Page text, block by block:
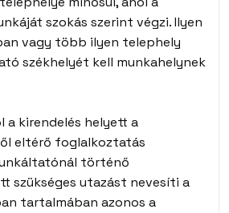
szokás szerint végzi. Ilyen
vagy több ilyen telephely
székhelyét kell munkahelynek
a kirendelés helyett a
eltérő foglalkoztatás
történő
szükséges utazást nevesíti a
tartalmában azonos a